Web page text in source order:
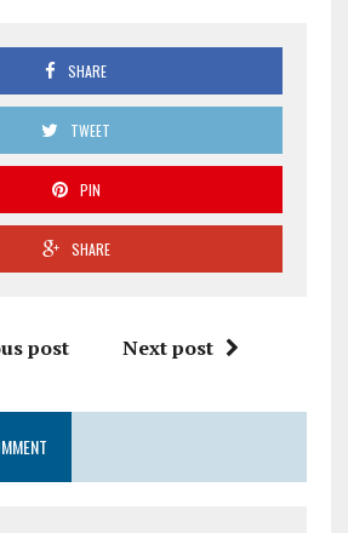
SHARE
TWEET
PIN
SHARE
post Next post